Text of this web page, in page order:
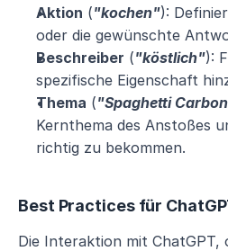
Aktion ("kochen"):
oder die gewünschte
Beschreiber ("köstlich"):
spezifische Eigenschaft
Thema ("Spaghetti
Kernthema des Anstoßes
richtig zu bekommen.
Best Practices für
Die Interaktion mit